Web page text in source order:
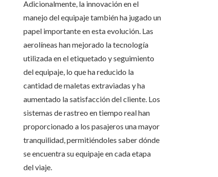
Adicionalmente, la innovación en el
manejo del equipaje también ha jugado un
papel importante en esta evolución. Las
aerolíneas han mejorado la tecnología
utilizada en el etiquetado y seguimiento
del equipaje, lo que ha reducido la
cantidad de maletas extraviadas y ha
aumentado la satisfacción del cliente. Los
sistemas de rastreo en tiempo real han
proporcionado a los pasajeros una mayor
tranquilidad, permitiéndoles saber dónde
se encuentra su equipaje en cada etapa
del viaje.